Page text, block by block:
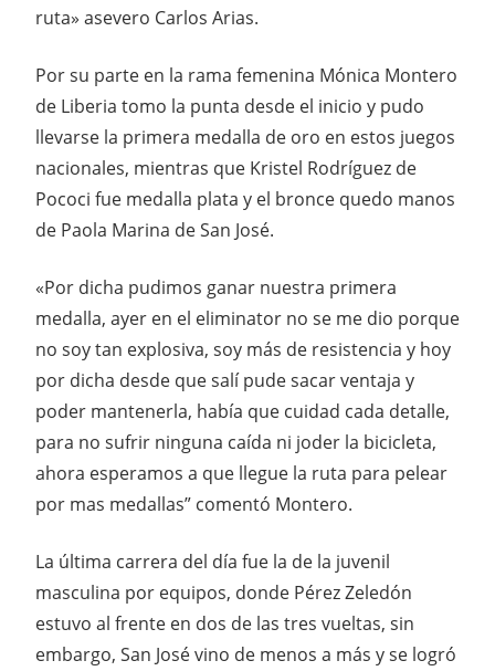
ruta» asevero Carlos Arias.
Por su parte en la rama femenina Mónica Montero
de Liberia tomo la punta desde el inicio y pudo
llevarse la primera medalla de oro en estos juegos
nacionales, mientras que Kristel Rodríguez de
Pococi fue medalla plata y el bronce quedo manos
de Paola Marina de San José.
«Por dicha pudimos ganar nuestra primera
medalla, ayer en el eliminator no se me dio porque
no soy tan explosiva, soy más de resistencia y hoy
por dicha desde que salí pude sacar ventaja y
poder mantenerla, había que cuidad cada detalle,
para no sufrir ninguna caída ni joder la bicicleta,
ahora esperamos a que llegue la ruta para pelear
por mas medallas” comentó Montero.
La última carrera del día fue la de la juvenil
masculina por equipos, donde Pérez Zeledón
estuvo al frente en dos de las tres vueltas, sin
embargo, San José vino de menos a más y se logró